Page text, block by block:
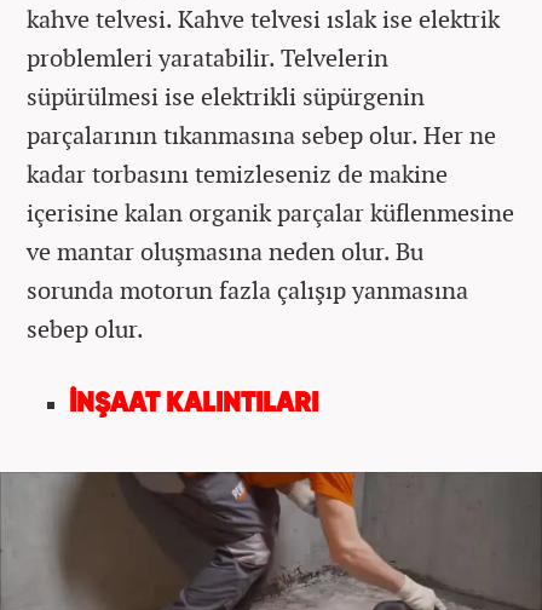
kahve telvesi. Kahve telvesi ıslak ise elektrik
problemleri yaratabilir. Telvelerin
süpürülmesi ise elektrikli süpürgenin
parçalarının tıkanmasına sebep olur. Her ne
kadar torbasını temizleseniz de makine
içerisine kalan organik parçalar küflenmesine
ve mantar oluşmasına neden olur. Bu
sorunda motorun fazla çalışıp yanmasına
sebep olur.
İNŞAAT KALINTILARI